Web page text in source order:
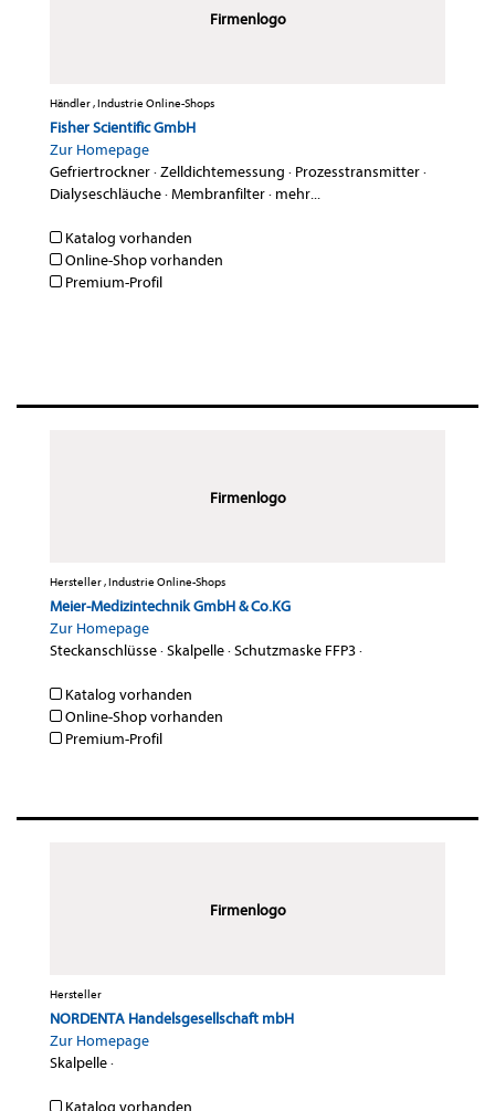
Firmenlogo
Händler , Industrie Online-Shops
Fisher Scientific GmbH
Zur Homepage
Gefriertrockner·Zelldichtemessung · Prozesstransmitter·
Dialyseschläuche·Membranfilter· mehr...
Katalog vorhanden
Online-Shop vorhanden
Premium-Profil
Firmenlogo
Hersteller , Industrie Online-Shops
Meier-Medizintechnik GmbH & Co.KG
Zur Homepage
Steckanschlüsse·Skalpelle·Schutzmaske FFP3·
Katalog vorhanden
Online-Shop vorhanden
Premium-Profil
Firmenlogo
Hersteller
NORDENTA Handelsgesellschaft mbH
Zur Homepage
Skalpelle·